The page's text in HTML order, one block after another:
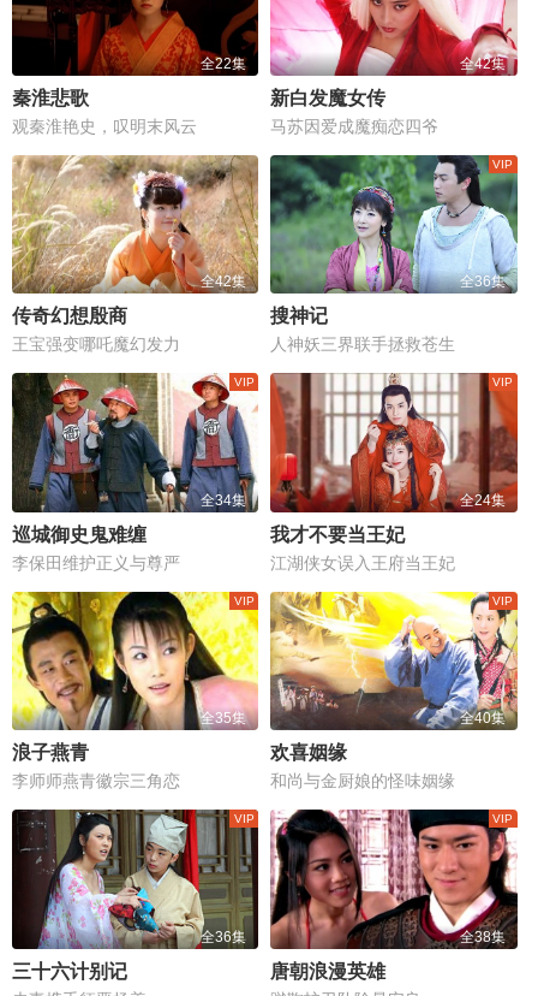
全22集
秦淮悲歌
观秦淮艳史，叹明末风云
全42集
新白发魔女传
马苏因爱成魔痴恋四爷
全42集
传奇幻想殷商
王宝强变哪吒魔幻发力
全36集
搜神记
人神妖三界联手拯救苍生
全34集
巡城御史鬼难缠
李保田维护正义与尊严
全24集
我才不要当王妃
江湖侠女误入王府当王妃
全35集
浪子燕青
李师师燕青徽宗三角恋
全40集
欢喜姻缘
和尚与金厨娘的怪味姻缘
全36集
三十六计别记
全38集
唐朝浪漫英雄